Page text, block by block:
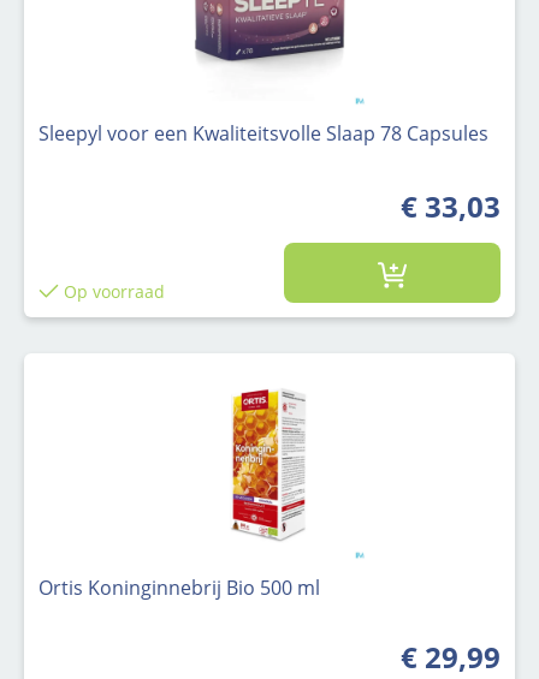
Sleepyl voor een Kwaliteitsvolle Slaap 78 Capsules
€ 33,03
Op voorraad
Ortis Koninginnebrij Bio 500 ml
Normale
€ 29,99